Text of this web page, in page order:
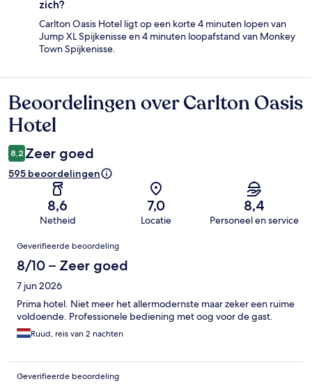
zich?
Carlton Oasis Hotel ligt op een korte 4 minuten lopen van
Jump XL Spijkenisse en 4 minuten loopafstand van Monkey
Town Spijkenisse.
Beoordelingen
Beoordelingen over Carlton Oasis
Hotel
8,2 Zeer goed
595 beoordelingen
8,6
Netheid
7,0
Locatie
8,4
Personeel en service
Beoordelingen
Geverifieerde beoordeling
8/10 – Zeer goed
7 jun 2026
Prima hotel. Niet meer het allermodernste maar zeker een ruime
voldoende. Professionele bediening met oog voor de gast.
Ruud, reis van 2 nachten
Geverifieerde beoordeling